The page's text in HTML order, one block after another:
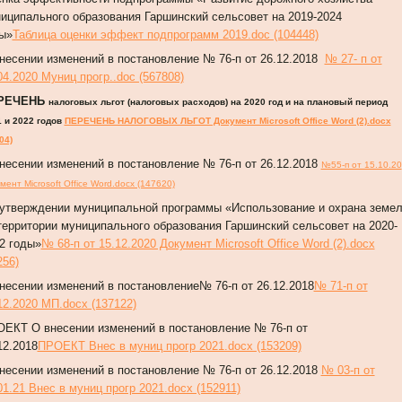
образования Гаршинский сельсовет на 2019-2024
Таблица оценки эффект подпрограмм 2019.doc (104448)
изменений в постановление № 76-п от 26.12.2018
№ 27- п от
Муниц прогр..doc (567808)
налоговых льгот (налоговых расходов) на 2020 год и на плановый период
и 2022 годов ПЕРЕЧЕНЬ НАЛОГОВЫХ ЛЬГОТ Документ Microsoft Office Word (2).docx
изменений в постановление № 76-п от 26.12.2018 №55-п от 15.10.20
Microsoft Office Word.docx (147620)
муниципальной программы «Использование и охрана
муниципального образования Гаршинский сельсовет на 2020-
годы»№ 68-п от 15.12.2020 Документ Microsoft Office Word (2).docx
изменений в постановление№ 76-п от 26.12.2018№ 71-п от
МП.docx (137122)
О внесении изменений в постановление № 76-п от
ПРОЕКТ Внес в муниц прогр 2021.docx (153209)
изменений в постановление № 76-п от 26.12.2018 № 03-п от
Внес в муниц прогр 2021.docx (152911)